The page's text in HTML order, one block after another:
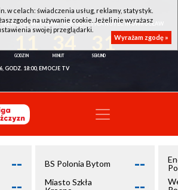
HOTEL WROCŁAW - KSK QEMETICA NOTEĆ INOWROCŁAW
31
GODZ. 18:00, EMOCJE TV
-- BS Polonia Bytom --
Miasto Szkła
w celach: świadczenia usług, reklamy, statystyk.
zgodę na używanie cookie. Jeżeli nie wyrażasz
swojej przeglądarki.
Wyrażam zgodę »